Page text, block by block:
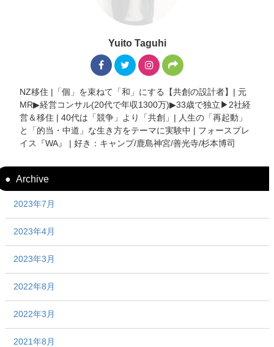
Yuito Taguhi
NZ移住 |「個」を束ねて「和」にする【共創の設計者】| 元
MR▶︎経営コンサル(20代で年収1300万)▶︎33歳で独立▶︎2社経
営＆移住 | 40代は「競争」より「共創」| 人生の「再起動」
と「的当・中道」な生き方をテーマに実験中 | フォースプレ
イス『WA』 | 好き：キャンプ/鹿島神宮/善光寺/杉本博司
Archive
2023年7月
2023年4月
2023年3月
2022年8月
2022年3月
2021年8月